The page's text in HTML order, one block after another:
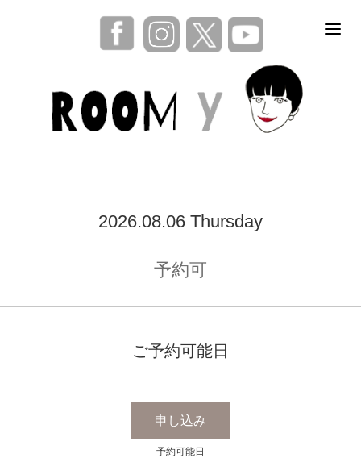
2026.08.06 Thursday
予約可
ご予約可能日
申し込み
予約可能日